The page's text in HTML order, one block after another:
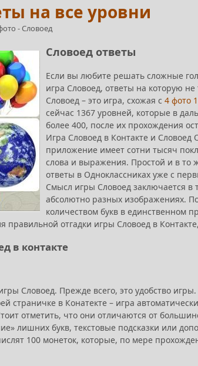
на все уровни
-Словоед
Словоед ответы
Если вы любите решать сложные
игра Словоед, ответы на которую
Словоед – это игра, схожая с 4 фото
сейчас 1367 уровней, которые в
более 400, после их прохождения
Игра Словоед в Контакте и Словоед
приложение имеет сотни тысяч
слова и выражения. Простой и в то
ответы в Одноклассниках уже с
Смысл игры Словоед заключается
абсолютно разных изображениях.
количеством букв в единственном
правильной отгадки игры Словоед в
в контакте
Словоед. Прежде всего, это удобство
страничке в Конатекте – игра
отметить, что они отличаются от
лишних букв, текстовые подсказки или
100 монеток, которые, по мере